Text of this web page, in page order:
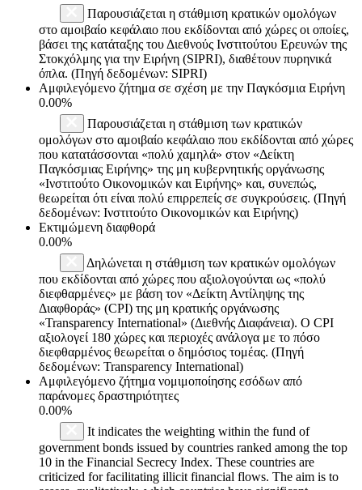
Παρουσιάζεται η στάθμιση κρατικών ομολόγων
στο αμοιβαίο κεφάλαιο που εκδίδονται από χώρες οι οποίες,
βάσει της κατάταξης του Διεθνούς Ινστιτούτου Ερευνών της
Στοκχόλμης για την Ειρήνη (SIPRI), διαθέτουν πυρηνικά
όπλα. (Πηγή δεδομένων: SIPRI)
Αμφιλεγόμενο ζήτημα σε σχέση με την Παγκόσμια Ειρήνη
0.00%
Παρουσιάζεται η στάθμιση των κρατικών
ομολόγων στο αμοιβαίο κεφάλαιο που εκδίδονται από χώρες
που κατατάσσονται «πολύ χαμηλά» στον «Δείκτη
Παγκόσμιας Ειρήνης» της μη κυβερνητικής οργάνωσης
«Ινστιτούτο Οικονομικών και Ειρήνης» και, συνεπώς,
θεωρείται ότι είναι πολύ επιρρεπείς σε συγκρούσεις. (Πηγή
δεδομένων: Ινστιτούτο Οικονομικών και Ειρήνης)
Εκτιμώμενη διαφθορά
0.00%
Δηλώνεται η στάθμιση των κρατικών ομολόγων
που εκδίδονται από χώρες που αξιολογούνται ως «πολύ
διεφθαρμένες» με βάση τον «Δείκτη Αντίληψης της
Διαφθοράς» (CPI) της μη κρατικής οργάνωσης
«Transparency International» (Διεθνής Διαφάνεια). Ο CPI
αξιολογεί 180 χώρες και περιοχές ανάλογα με το πόσο
διεφθαρμένος θεωρείται ο δημόσιος τομέας. (Πηγή
δεδομένων: Transparency International)
Αμφιλεγόμενο ζήτημα νομιμοποίησης εσόδων από
παράνομες δραστηριότητες
0.00%
It indicates the weighting within the fund of
government bonds issued by countries ranked among the top
10 in the Financial Secrecy Index. These countries are
criticized for facilitating illicit financial flows. The aim is to